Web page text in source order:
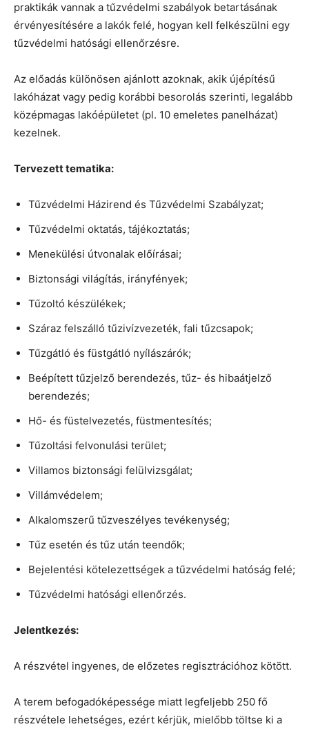
praktikák vannak a tűzvédelmi szabályok betartásának
érvényesítésére a lakók felé, hogyan kell felkészülni egy
tűzvédelmi hatósági ellenőrzésre.
Az előadás különösen ajánlott azoknak, akik újépítésű
lakóházat vagy pedig korábbi besorolás szerinti, legalább
középmagas lakóépületet (pl. 10 emeletes panelházat)
kezelnek.
Tervezett tematika:
Tűzvédelmi Házirend és Tűzvédelmi Szabályzat;
Tűzvédelmi oktatás, tájékoztatás;
Menekülési útvonalak előírásai;
Biztonsági világítás, irányfények;
Tűzoltó készülékek;
Száraz felszálló tűzivízvezeték, fali tűzcsapok;
Tűzgátló és füstgátló nyílászárók;
Beépített tűzjelző berendezés, tűz- és hibaátjelző
berendezés;
Hő- és füstelvezetés, füstmentesítés;
Tűzoltási felvonulási terület;
Villamos biztonsági felülvizsgálat;
Villámvédelem;
Alkalomszerű tűzveszélyes tevékenység;
Tűz esetén és tűz után teendők;
Bejelentési kötelezettségek a tűzvédelmi hatóság felé;
Tűzvédelmi hatósági ellenőrzés.
Jelentkezés:
A részvétel ingyenes, de előzetes regisztrációhoz kötött.
A terem befogadóképessége miatt legfeljebb 250 fő
részvétele lehetséges, ezért kérjük, mielőbb töltse ki a